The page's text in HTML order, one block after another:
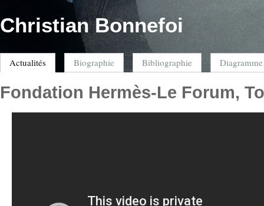
Christian Bonnefoi
Actualités Biographie Bibliographie
Fondation Hermès-Le Forum,